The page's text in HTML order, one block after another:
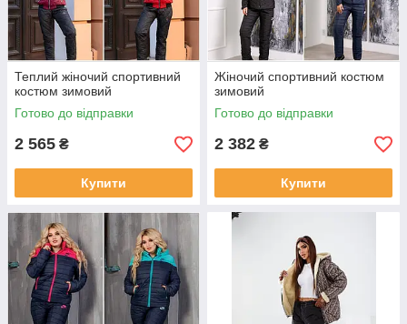
Теплий жіночий спортивний
костюм зимовий
Готово до відправки
2 565 ₴
Купити
Жіночий спортивний костюм
зимовий
Готово до відправки
2 382 ₴
Купити